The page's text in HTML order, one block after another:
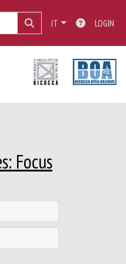
IT LOGIN
Focus